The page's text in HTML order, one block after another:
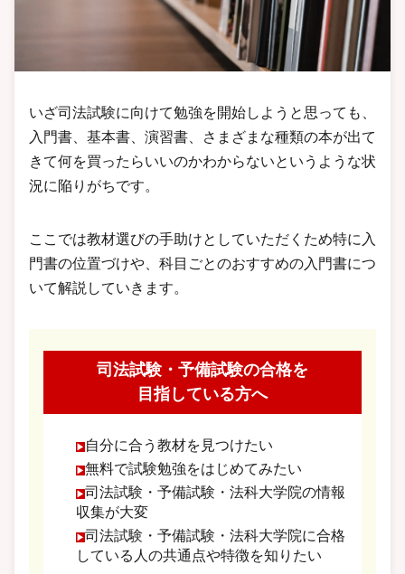
いざ司法試験に向けて勉強を開始しようと思っても、
入門書、基本書、演習書、さまざまな種類の本が出て
きて何を買ったらいいのかわからないというような状
況に陥りがちです。
ここでは教材選びの手助けとしていただくため特に入
門書の位置づけや、科目ごとのおすすめの入門書につ
いて解説していきます。
司法試験・予備試験の合格を
目指している方へ
自分に合う教材を見つけたい
無料で試験勉強をはじめてみたい
司法試験・予備試験・法科大学院の情報
収集が大変
司法試験・予備試験・法科大学院に合格
している人の共通点や特徴を知りたい